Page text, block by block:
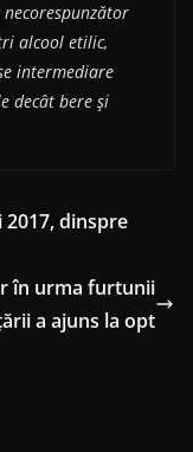
alcool etilic,
intermediare
decât bere şi
2017, dinspre
în urma furtunii
a ajuns la opt